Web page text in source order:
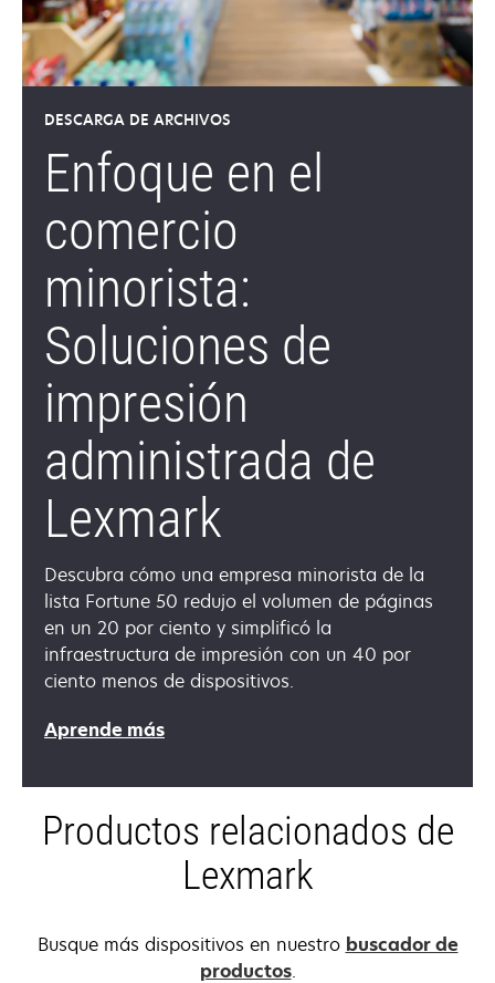
DESCARGA DE ARCHIVOS
Enfoque en el
comercio
minorista:
Soluciones de
impresión
administrada de
Lexmark
Descubra cómo una empresa minorista de la
lista Fortune 50 redujo el volumen de páginas
en un 20 por ciento y simplificó la
infraestructura de impresión con un 40 por
ciento menos de dispositivos.
Aprende másopens
a
tab
Productos relacionados de
Lexmark
Busque más dispositivos en nuestro buscador de
productos.